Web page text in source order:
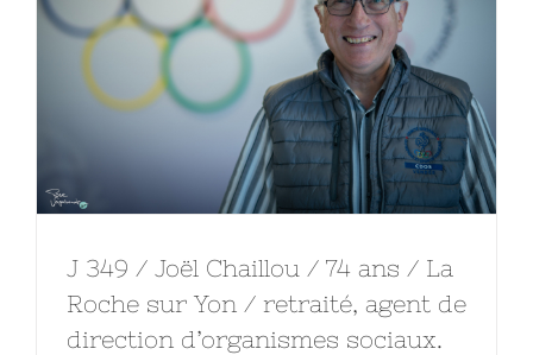
J 349 / Joël Chaillou / 74 ans / La
Roche sur Yon / retraité, agent de
direction d’organismes sociaux.